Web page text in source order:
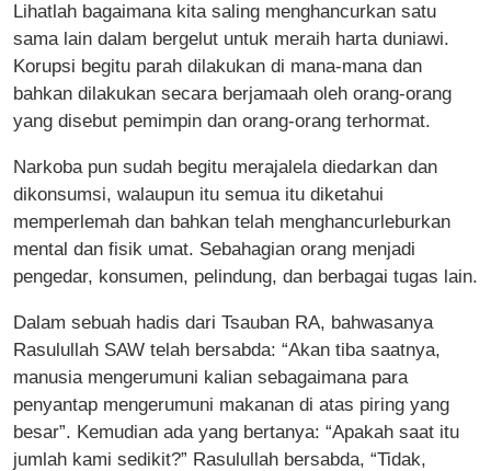
Lihatlah bagaimana kita saling menghancurkan satu
sama lain dalam bergelut untuk meraih harta duniawi.
Korupsi begitu parah dilakukan di mana-mana dan
bahkan dilakukan secara berjamaah oleh orang-orang
yang disebut pemimpin dan orang-orang terhormat.
Narkoba pun sudah begitu merajalela diedarkan dan
dikonsumsi, walaupun itu semua itu diketahui
memperlemah dan bahkan telah menghancurleburkan
mental dan fisik umat. Sebahagian orang menjadi
pengedar, konsumen, pelindung, dan berbagai tugas lain.
Dalam sebuah hadis dari Tsauban RA, bahwasanya
Rasulullah SAW telah bersabda: “Akan tiba saatnya,
manusia mengerumuni kalian sebagaimana para
penyantap mengerumuni makanan di atas piring yang
besar”. Kemudian ada yang bertanya: “Apakah saat itu
jumlah kami sedikit?” Rasulullah bersabda, “Tidak,